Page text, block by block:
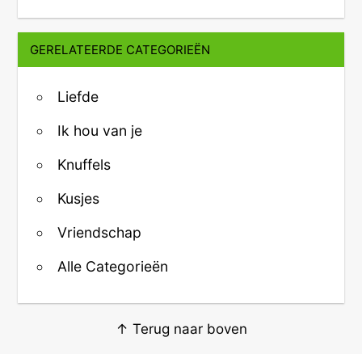
GERELATEERDE CATEGORIEËN
Liefde
Ik hou van je
Knuffels
Kusjes
Vriendschap
Alle Categorieën
↑ Terug naar boven